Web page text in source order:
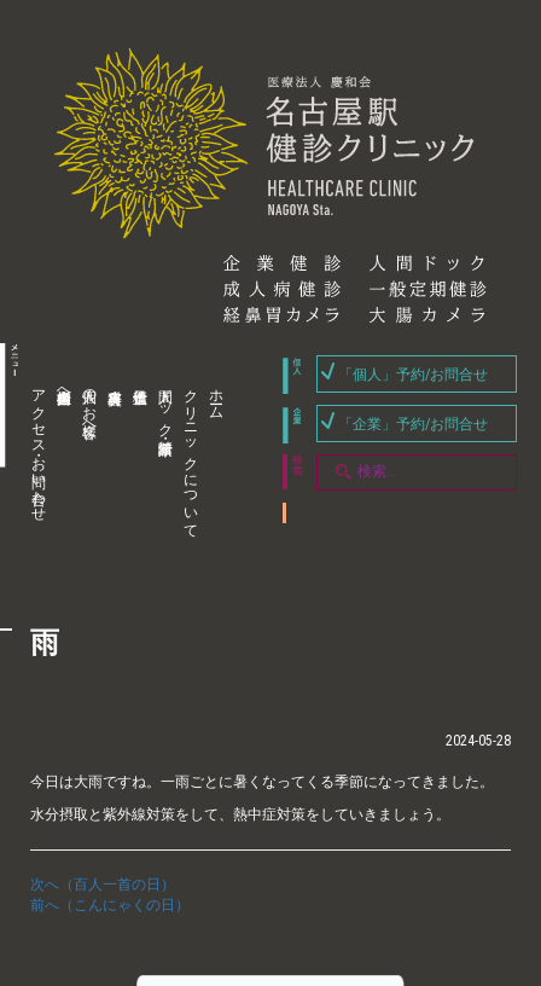
アクセス・お問い合わせ 企業内担当者様へ 個人のお客様へ 人間ドック・健康診断 クリニックについて ホーム
「個人」予約/お問合せ
「企業」予約/お問合せ
雨
2024-05-28
今日は大雨ですね。一雨ごとに暑くなってくる季節になってきました。
水分摂取と紫外線対策をして、熱中症対策をしていきましょう。
次へ（百人一首の日）
前へ（こんにゃくの日）